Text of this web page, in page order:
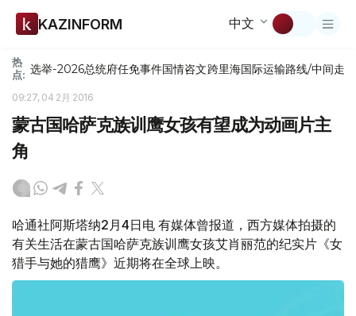
KAZINFORM 中文
热
点: 选举-2026总统府任免事件国情咨文跨里海国际运输路线/中间走廊
09:27, 04 2月 2016
蒙古国哈萨克族训鹰女孩有望成为动画片主
角
哈通社阿斯塔纳2月4日电 有媒体曾报道，西方媒体拍摄的
有关生活在蒙古国哈萨克族训鹰女孩艾肖丽范的纪实片《女
猎手与她的猎鹰》近期将在全球上映。